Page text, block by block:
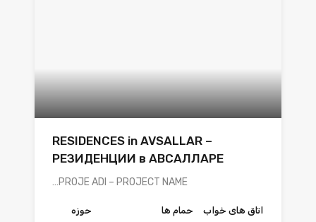
RESIDENCES in AVSALLAR –
РЕЗИДЕНЦИИ в АВСАЛЛАРЕ
PROJE ADI – PROJECT NAME…
اتاق های خواب حمام ها حوزه